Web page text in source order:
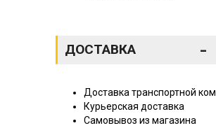
ДОСТАВКА -
Доставка транспортной
Курьерская доставка
Самовывоз из магазина